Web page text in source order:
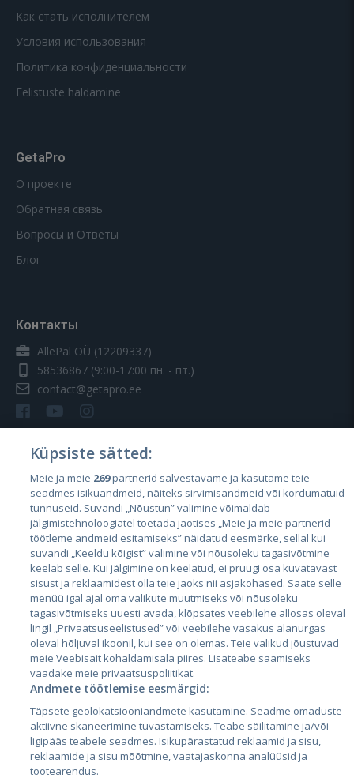
Как стать исполнителем
Условия использования
Политика конфиденциальности
Eelistuste haldamine
GetaPro
О проекте
Обратная связь
Вопросы и Ответы
Блог
Контакты
AllePal OÜ (12209337)
58536867 (9:00-17:00 пн. - пт.)
contact@getapro.ee
Страны
Эстония
Латвия
Литва
City24.lv
City24.ee
GetaPro.lv
GetaPro.ee
CVbankas.lt
Kainos.lt
Paslaugos.lt
auto24.ee
Küpsiste sätted:
Meie ja meie 269partnerid salvestavame ja kasutame teie
seadmes isikuandmeid, näiteks sirvimisandmeid või kordumatuid
tunnuseid. Suvandi „Nõustun” valimine võimaldab
jälgimistehnoloogiatel toetada jaotises „Meie ja meie partnerid
töötleme andmeid esitamiseks” näidatud eesmärke, sellal kui
suvandi „Keeldu kõigist” valimine või nõusoleku tagasivõtmine
keelab selle. Kui jälgimine on keelatud, ei pruugi osa kuvatavast
sisust ja reklaamidest olla teie jaoks nii asjakohased. Saate selle
menüü igal ajal oma valikute muutmiseks või nõusoleku
tagasivõtmiseks uuesti avada, klõpsates veebilehe allosas oleval
lingil „Privaatsuseelistused” või veebilehe vasakus alanurgas
oleval hõljuval ikoonil, kui see on olemas. Teie valikud jõustuvad
meie Veebisait kohaldamisala piires. Lisateabe saamiseks
vaadake meie privaatsuspoliitikat.
Andmete töötlemise eesmärgid:
Täpsete geolokatsiooniandmete kasutamine. Seadme omaduste
aktiivne skaneerimine tuvastamiseks. Teabe säilitamine ja/või
ligipääs teabele seadmes. Isikupärastatud reklaamid ja sisu,
reklaamide ja sisu mõõtmine, vaatajaskonna analüüsid ja
tootearendus.